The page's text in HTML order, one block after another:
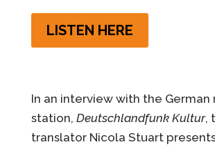
LISTEN HERE
In an interview with the German
station, Deutschlandfunk Kultur,
translator Nicola Stuart